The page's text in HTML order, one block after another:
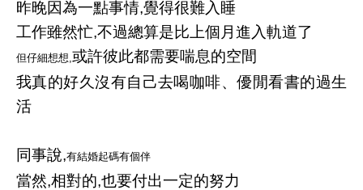
昨晚因為一點事情,覺得很難入睡
工作雖然忙,不過總算是比上個月進入軌道了
但仔細想想,或許彼此都需要喘息的空間
我真的好久沒有自己去喝咖啡、優閒看書的過生
活
同事說,有結婚起碼有個伴
當然,相對的,也要付出一定的努力